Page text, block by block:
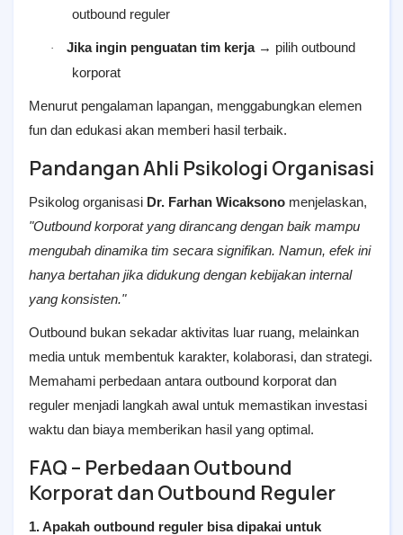
outbound reguler
· Jika ingin penguatan tim kerja→ pilih outbound
korporat
Menurut pengalaman lapangan, menggabungkan elemen
fun dan edukasi akan memberi hasil terbaik.
Pandangan Ahli Psikologi Organisasi
Psikolog organisasi Dr. Farhan Wicaksono menjelaskan,
"Outbound korporat yang dirancang dengan baik mampu
mengubah dinamika tim secara signifikan. Namun, efek ini
hanya bertahan jika didukung dengan kebijakan internal
yang konsisten."
Outbound bukan sekadar aktivitas luar ruang, melainkan
media untuk membentuk karakter, kolaborasi, dan strategi.
Memahami perbedaan antara outbound korporat dan
reguler menjadi langkah awal untuk memastikan investasi
waktu dan biaya memberikan hasil yang optimal.
FAQ – Perbedaan Outbound
Korporat dan Outbound Reguler
1. Apakah outbound reguler bisa dipakai untuk